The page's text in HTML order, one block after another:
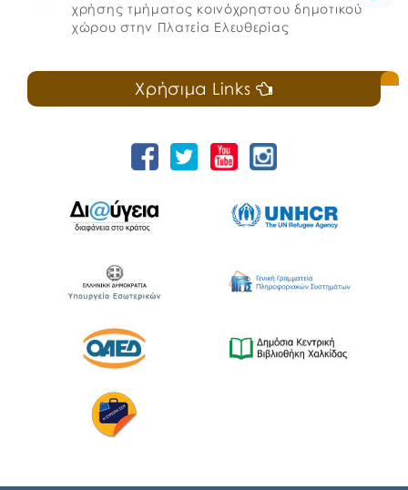
χρήσης τμήματος κοινόχρηστου δημοτικού
χώρου στην Πλατεία Ελευθερίας
Χρήσιμα Links